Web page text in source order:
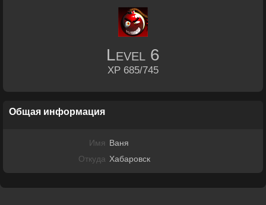
Level 6
XP 685/745
Общая информация
Имя Ваня
Откуда Хабаровск